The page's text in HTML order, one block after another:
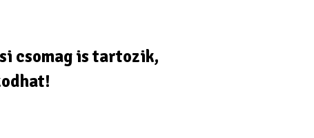
csomagis tartozik,